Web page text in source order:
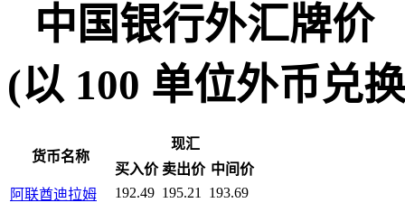
中国银行外汇牌价
(以 100 单位外币兑
货币名称
现汇
买入价 卖出价 中间价
阿联酋迪拉姆
192.49 195.21
193.69